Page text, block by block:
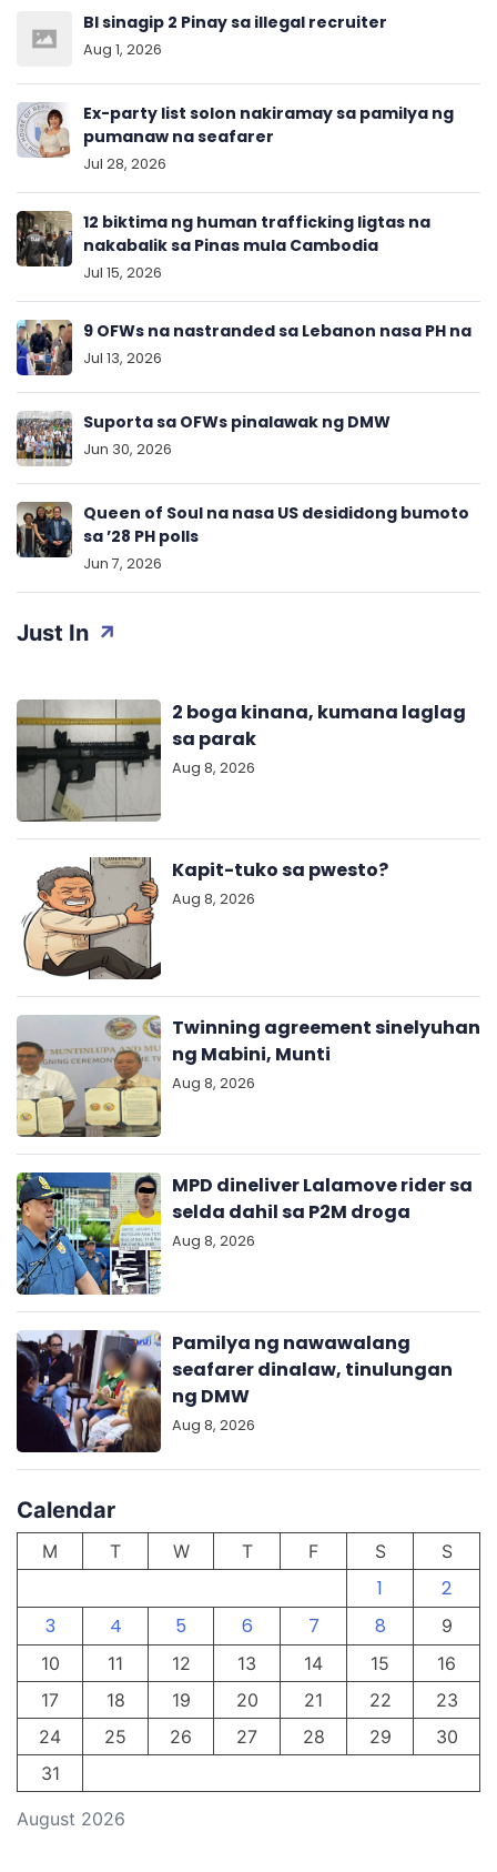
Just In
2 boga kinana, kumana laglag
sa parak
Aug 8, 2026
Kapit-tuko sa pwesto?
Aug 8, 2026
Twinning agreement sinelyuhan
ng Mabini, Munti
Aug 8, 2026
MPD dineliver Lalamove rider sa
selda dahil sa P2M droga
Aug 8, 2026
Pamilya ng nawawalang
seafarer dinalaw, tinulungan
ng DMW
Aug 8, 2026
Calendar
August 2026
M T W T F S S
1
2
3
4 5 6 7 8
9
10
11 12 13 14 15
16
17
18 19 20 21 22
23
24
25 26 27 28 29
30
31
BI sinagip 2 Pinay sa illegal recruiter
Aug 1, 2026
Ex-party list solon nakiramay sa pamilya ng
pumanaw na seafarer
Jul 28, 2026
12 biktima ng human trafficking ligtas na
nakabalik sa Pinas mula Cambodia
Jul 15, 2026
9 OFWs na nastranded sa Lebanon nasa PH na
Jul 13, 2026
Suporta sa OFWs pinalawak ng DMW
Jun 30, 2026
Queen of Soul na nasa US desididong bumoto
sa ’28 PH polls
Jun 7, 2026